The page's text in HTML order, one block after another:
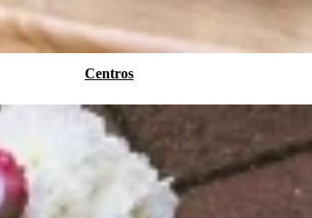
Centros